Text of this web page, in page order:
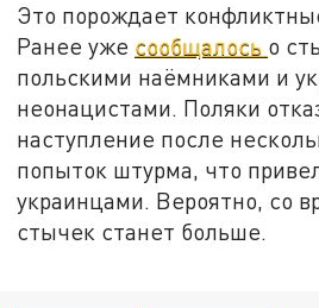
Это порождает
Ранее уже сообщалось о
польскими наёмниками и
неонацистами. Поляки
наступление после
попыток штурма, что
украинцами. Вероятно, со
стычек станет больше.